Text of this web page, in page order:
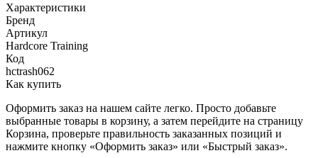
Характеристики
Бренд
Артикул
Hardcore Training
Код
hctrash062
Как купить
Оформить заказ на нашем сайте легко. Просто добавьте
выбранные товары в корзину, а затем перейдите на страницу
Корзина, проверьте правильность заказанных позиций и
нажмите кнопку «Оформить заказ» или «Быстрый заказ».